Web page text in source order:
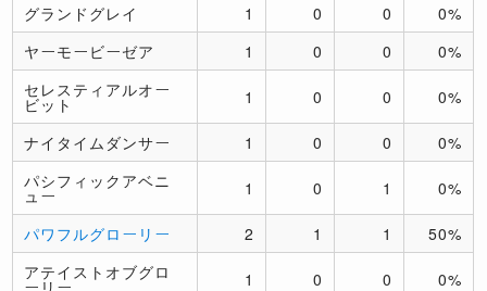
グランドグレイ 1 0 0
0%
ヤーモービーゼア
1 0 0
0%
セレスティアルオー
ビット 1 0 0 0%
ナイタイムダンサー 1 0 0
0%
パシフィックアベニ
ュー 1 0 1 0%
パワフルグローリー 2 1 1
50%
アテイストオブグロ
ーリー 1 0 0 0%